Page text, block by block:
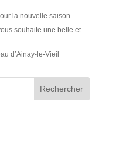
la nouvelle saison
souhaite une belle et
d’Ainay-le-Vieil